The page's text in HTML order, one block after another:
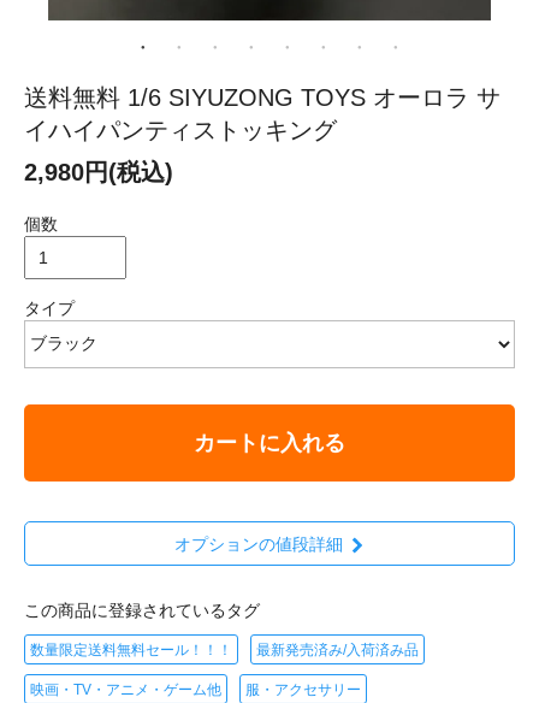
送料無料 1/6 SIYUZONG TOYS オーロラ サ
イハイパンティストッキング
2,980円(税込)
個数
タイプ
カートに入れる
オプションの値段詳細
この商品に登録されているタグ
数量限定送料無料セール！！！ 最新発売済み/入荷済み品
映画・TV・アニメ・ゲーム他 服・アクセサリー